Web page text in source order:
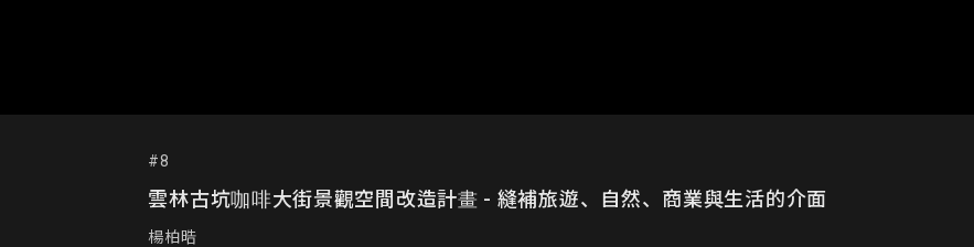
#8
雲林古坑咖啡大街景觀空間改造計畫 - 縫補旅遊、自然、商業與生活的介面
楊柏晧